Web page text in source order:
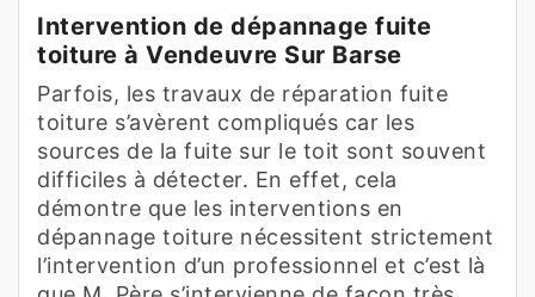
Intervention de dépannage fuite
toiture à Vendeuvre Sur Barse
Parfois, les travaux de réparation fuite
toiture s’avèrent compliqués car les
sources de la fuite sur le toit sont souvent
difficiles à détecter. En effet, cela
démontre que les interventions en
dépannage toiture nécessitent strictement
l’intervention d’un professionnel et c’est là